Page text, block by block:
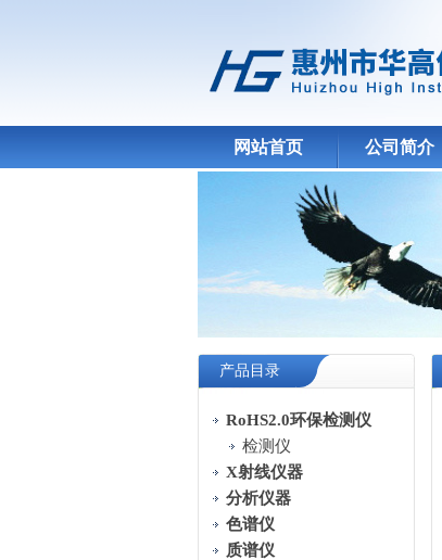
网站首页 公司简介
产品目录
RoHS2.0环保检测仪
检测仪
X射线仪器
分析仪器
色谱仪
质谱仪